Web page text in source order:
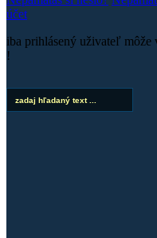
účet
iba prihlásený uživateľ
!